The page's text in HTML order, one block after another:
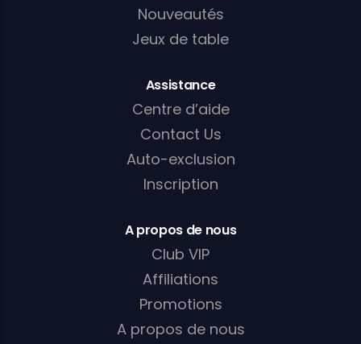
Nouveautés
Jeux de table
Assistance
Centre d’aide
Contact Us
Auto-exclusion
Inscription
A propos de nous
Club VIP
Affiliations
Promotions
A propos de nous